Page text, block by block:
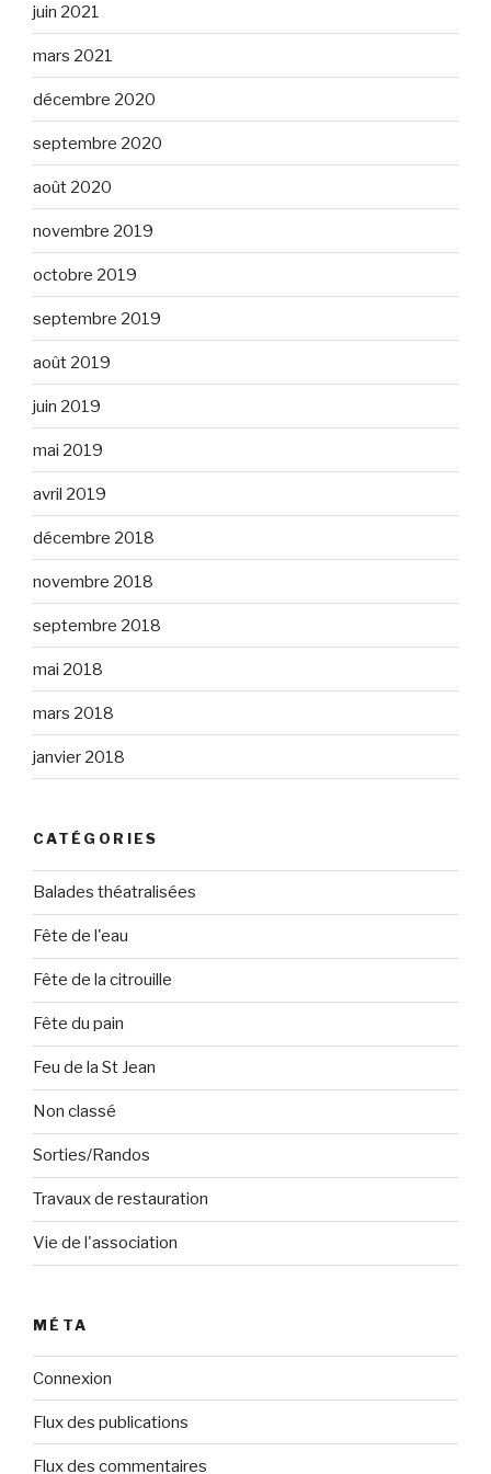
juin 2021
mars 2021
décembre 2020
septembre 2020
août 2020
novembre 2019
octobre 2019
septembre 2019
août 2019
juin 2019
mai 2019
avril 2019
décembre 2018
novembre 2018
septembre 2018
mai 2018
mars 2018
janvier 2018
CATÉGORIES
Balades théatralisées
Fête de l'eau
Fête de la citrouille
Fête du pain
Feu de la St Jean
Non classé
Sorties/Randos
Travaux de restauration
Vie de l'association
MÉTA
Connexion
Flux des publications
Flux des commentaires